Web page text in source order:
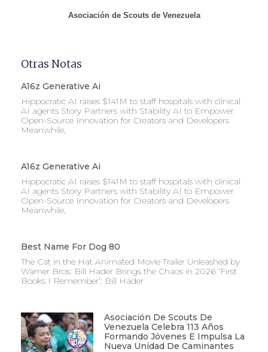
Asociación de Scouts de Venezuela
Otras Notas
A16z Generative Ai
Hippocratic AI raises $141M to staff hospitals with clinical
AI agents Story Partners with Stability AI to Empower
Open-Source Innovation for Creators and Developers
Meanwhile,
A16z Generative Ai
Hippocratic AI raises $141M to staff hospitals with clinical
AI agents Story Partners with Stability AI to Empower
Open-Source Innovation for Creators and Developers
Meanwhile,
Best Name For Dog 80
The Cat in the Hat Animated Movie Trailer Unleashed by
Warner Bros: Bill Hader Brings the Chaos in 2026 ‘First
Books I Remember’: Bill Hader
Asociación De Scouts De
Venezuela Celebra 113 Años
Formando Jóvenes E Impulsa La
Nueva Unidad De Caminantes